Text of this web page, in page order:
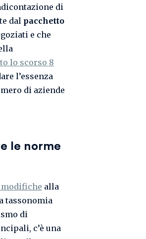
di
dal pacchetto
e che
lo scorso 8
l’essenza
di aziende
le norme
modifiche alla
tassonomia
di
c’è una